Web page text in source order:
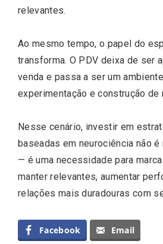
relevantes.
Ao mesmo tempo, o papel do
transforma. O PDV deixa de ser
venda e passa a ser um
experimentação e construção de
Nesse cenário, investir em
baseadas em neurociência não
— é uma necessidade para
manter relevantes, aumentar
relações mais duradouras com
Facebook Email